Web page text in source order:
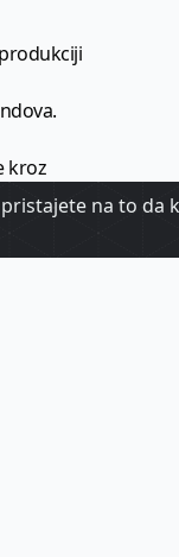
kroz
na to da